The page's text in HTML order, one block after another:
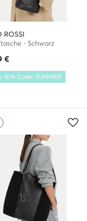
ROSSI
· Schwarz
€
-10% Code: SUMMER